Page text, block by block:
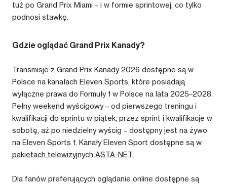
tuż po Grand Prix Miami – i w formie sprintowej, co tylko
podnosi stawkę.
Gdzie oglądać Grand Prix Kanady?
Transmisje z Grand Prix Kanady 2026 dostępne są w
Polsce na kanałach Eleven Sports, które posiadają
wyłączne prawa do Formuły 1 w Polsce na lata 2025–2028.
Pełny weekend wyścigowy – od pierwszego treningu i
kwalifikacji do sprintu w piątek, przez sprint i kwalifikacje w
sobotę, aż po niedzielny wyścig – dostępny jest na żywo
na Eleven Sports 1. Kanały Eleven Sport dostępne są w
pakietach telewizyjnych ASTA-NET.
Dla fanów preferujących oglądanie online dostępne są